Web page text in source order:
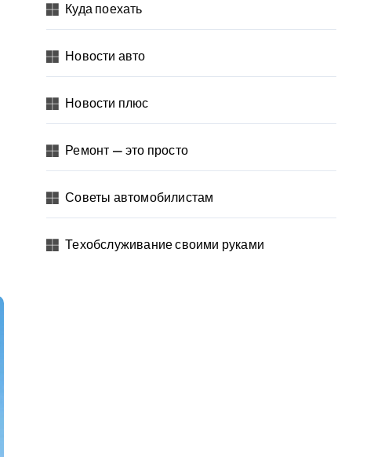
Куда поехать
Новости авто
Новости плюс
Ремонт — это просто
Советы автомобилистам
Техобслуживание своими руками